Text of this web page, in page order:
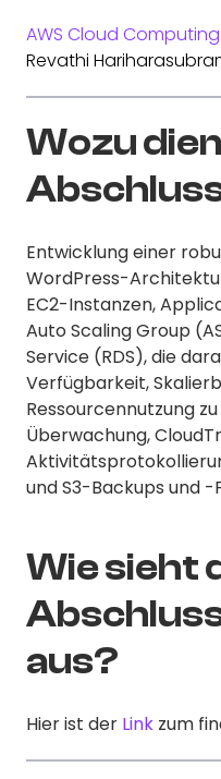
AWS Cloud Computing
Revathi
Wozu
Entwicklung einer
WordPress-
EC2-Instanzen,
Auto Scaling Group
Service (RDS), die
Verfügbarkeit,
Ressourcennutzung
Überwachung,
und S3-Backups und -
Wie sieht
aus?
Hier ist der Link zum